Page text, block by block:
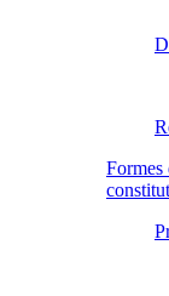
Formes